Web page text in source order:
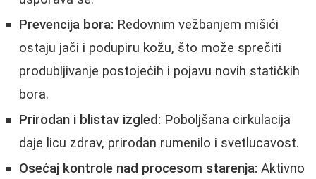
Prevencija bora: Redovnim vežbanjem mišići
ostaju jači i podupiru kožu, što može sprečiti
produbljivanje postojećih i pojavu novih statičkih
bora.
Prirodan i blistav izgled: Poboljšana cirkulacija
daje licu zdrav, prirodan rumenilo i svetlucavost.
Osećaj kontrole nad procesom starenja: Aktivno